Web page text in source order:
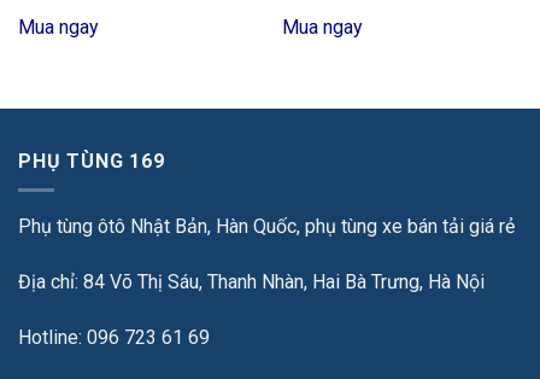
Mua ngay Mua ngay
PHỤ TÙNG 169
Phụ tùng ôtô Nhật Bản, Hàn Quốc, phụ tùng xe bán tải giá rẻ
Địa chỉ: 84 Võ Thị Sáu, Thanh Nhàn, Hai Bà Trưng, Hà Nội
Hotline: 096 723 61 69